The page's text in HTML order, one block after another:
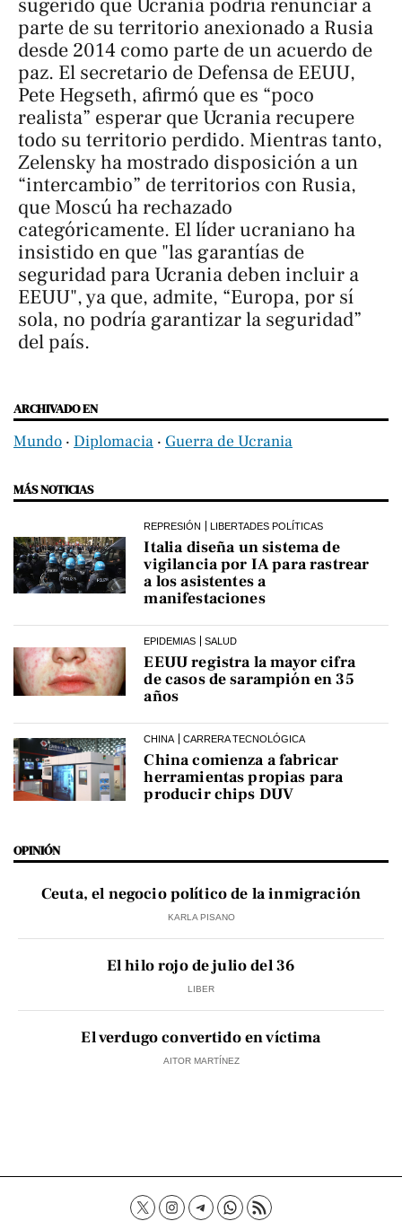
sugerido que Ucrania podría renunciar a
parte de su territorio anexionado a Rusia
desde 2014 como parte de un acuerdo de
paz. El secretario de Defensa de EEUU,
Pete Hegseth, afirmó que es “poco
realista” esperar que Ucrania recupere
todo su territorio perdido. Mientras tanto,
Zelensky ha mostrado disposición a un
“intercambio” de territorios con Rusia,
que Moscú ha rechazado
categóricamente. El líder ucraniano ha
insistido en que "las garantías de
seguridad para Ucrania deben incluir a
EEUU", ya que, admite, “Europa, por sí
sola, no podría garantizar la seguridad”
del país.
ARCHIVADO EN
Mundo ‧ Diplomacia ‧ Guerra de Ucrania
MÁS NOTICIAS
REPRESIÓN LIBERTADES POLÍTICAS
Italia diseña un sistema de
vigilancia por IA para rastrear
a los asistentes a
manifestaciones
EPIDEMIAS SALUD
EEUU registra la mayor cifra
de casos de sarampión en 35
años
CHINA CARRERA TECNOLÓGICA
China comienza a fabricar
herramientas propias para
producir chips DUV
OPINIÓN
Ceuta, el negocio político de la inmigración
KARLA PISANO
El hilo rojo de julio del 36
LIBER
El verdugo convertido en víctima
AITOR MARTÍNEZ